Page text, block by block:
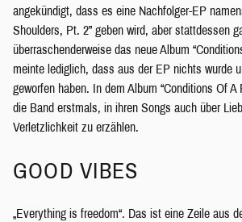
angekündigt, dass es eine Nachfolger-EP
Shoulders, Pt. 2” geben wird, aber stattdessen
überraschenderweise das neue Album
meinte lediglich, dass aus der EP nichts wurde
geworfen haben. In dem Album “Conditions Of A
die Band erstmals, in ihren Songs auch über
Verletzlichkeit zu erzählen.
GOOD VIBES
„Everything is freedom“. Das ist eine Zeile aus